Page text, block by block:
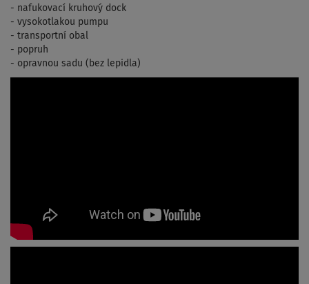
- nafukovací kruhový dock
- vysokotlakou pumpu
- transportní obal
- popruh
- opravnou sadu (bez lepidla)